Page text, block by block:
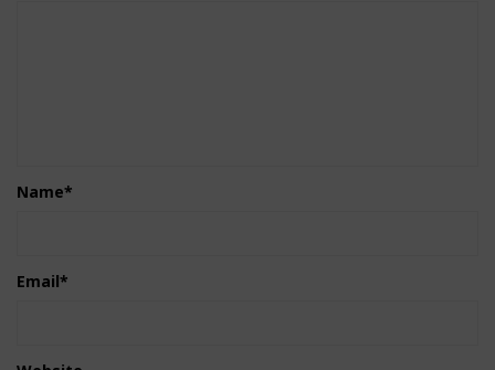
Name*
Email*